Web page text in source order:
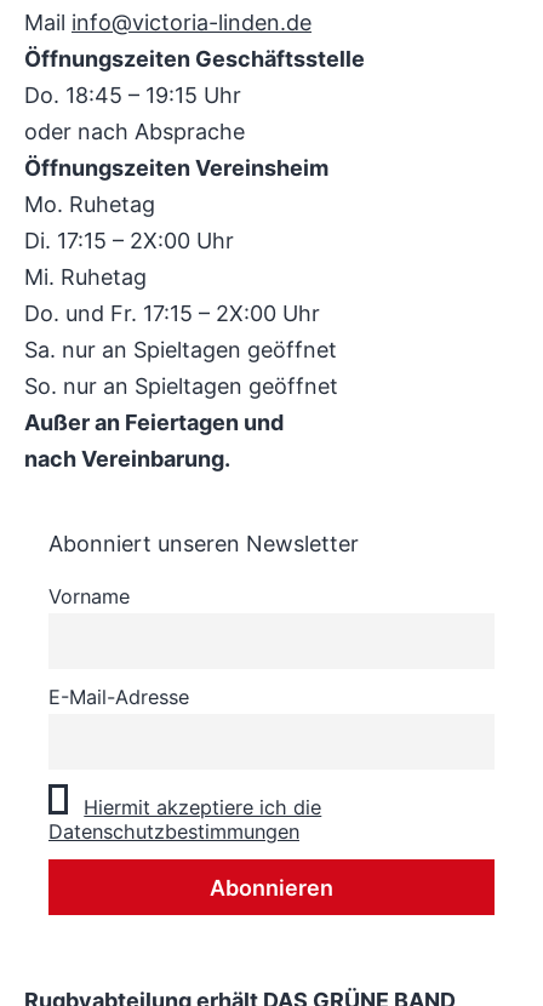
Mail info@victoria-linden.de
Öffnungszeiten Geschäftsstelle
Do. 18:45 – 19:15 Uhr
oder nach Absprache
Öffnungszeiten Vereinsheim
Mo. Ruhetag
Di. 17:15 – 2X:00 Uhr
Mi. Ruhetag
Do. und Fr. 17:15 – 2X:00 Uhr
Sa. nur an Spieltagen geöffnet
So. nur an Spieltagen geöffnet
Außer an Feiertagen und
nach Vereinbarung.
Abonniert unseren Newsletter
Vorname
E-Mail-Adresse
Hiermit akzeptiere ich die
Datenschutzbestimmungen
Rugbyabteilung erhält DAS GRÜNE BAND